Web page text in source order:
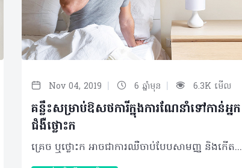
Nov 04, 2019 | 6 ឆ្នាំមុន | 6.3K មើល
គន្លឹះសម្រាប់ឱសថការីក្នុងការណែនាំទៅកាន់អ្នក
ជំងឺថ្លោះក
គ្រេច ឬថ្លោះក អាចជាការឈឺចាប់បែបសាមញ្ញ និងកើតឡើងនៅទីតាំងជាក់លាក់ ហើយភាគច្រើនតែងបាត់ទៅវិញដោយខ្លួនឯង។ យ៉ាងណាមិញអ្នកក៏គួរដឹងពីគន្លឹះមួយចំនួនសម្រាប់ណែនាំដល់អ្នកដែលត្រូវការជំនួយដើម្បីអាចសម្រាលអាការៈឈឺចាប់នោះឲ្យបានកាន់តែឆាប់រហ័ស។ អ្វីគួរដឹង? អាការៈគ្រេច ឬថ្លោះក បណ្តាលមកពីការកន្រ្តាក់នៃសាច់ដុំធំមួយដែលស្ថិតនៅផ្នែកចំហៀងនៃក ហើយតែងកើតមានឡើងក្នុងករណី៖ • នៅពេលព្រឹក និងភ្លាមៗពេលងើបពីដំណេក។ វាជាការឈឺចាប់ធម្មតាដែលបណ្តាលមកពីទីតាំងគេងនៅពេលយប់មិនបានល្អ ឬធ្វើកាយវិការខុសប្រក្រតីណាមួយ • សម្រាប់កុមារ៖ សញ្ញាថ្លោះក អាចជាប់ពាក់ព័ន្ធនឹងជំងឺរលាកត្រចៀក ឬឈឺទ្រូងជាដើម • ប្រសិន ការឈឺចាប់កើតមានជាប្រចាំ និងកាន់តែខ្លាំងឡើងបន្តិចម្ដងៗថែមទាំងមានរួមបញ្ចូលសញ្ញាដូចជា ឈឺក្បាល ឬវិលមុខទៀតនោះ វាអាចជាករណីធ្ងន់ធ្ងរ ឬបញ្ហាសរសៃប្រសាទណាមួយ។ អ្វីគួរធ្វើ? ដើម្បីកាត់បន្ថយការឈឺចាប់បណ្ដាលមកពីអាការៈគ្រេច ឬថ្លោះក អ្នកអាចណែនាំវិធីសាស្រ្តណាមួយដូចខាងក្រោម៖ • ស្អំកន្លែងឈឺចាប់ ដោយប្រើកន្សែងជ្រលក់ទឹកក្ដៅឧណ្ហៗ ឬងូតទឹកក្ដៅឧណ្ហៗ • ប្រើប្រាស់ឱសថប្រភេទជាក្រែមសម្រាប់លាប ដូចជា Décontractyl baume ឬ Algésal suractivé • ឬអាចប្រើប្រាស់ឱសថក្រោមទម្រង់ជាគ្រាប់ រួមមាន៖ - Décontractyl (Synthélabo) ២៥០mg៖ សម្រាប់មនុស្សពេលវ័យ ដោយអាចលេបម្ដង ២ គ្រាប់ បីដងក្នុងមួយថ្ងៃ - Ibuprofène ២០០mg៖ អាចលេបម្ដង២គ្រាប់ បីដងក្នុងមួយថ្ងៃ • ចំពោះឧបករណ៍រុំក អាចផ្ដល់ឲ្យអ្នកជំងឺបានប្រសិនពួកគេទាមទារចង់ប្រើប្រាស់ ប៉ុន្តែមិនអាចធានាបានពីប្រសិទ្ធភាពនោះទេ។ ប្រសិនអាការៈថ្លោះក នៅតែអូសបន្លាយជាប្រចាំ អ្នកគួរណែនាំឲ្យអ្នកជំងឺទៅទទួលការពិនិត្យពីសំណាក់វេជ្ជបណ្ឌិតឯកទេស។ ប្រភពយោង៖ Le vademecum de la Médication officinale អត្ថបទ៖ ដកស្រង់ចេញពីទស្សនាវដ្ដី ហេលស៍ថាម ប្រូ លេខ ៨៤ 2019 រក្សាសិទ្ធិគ្រប់យ៉ាង​ដោយ Healthtime Corporation ចំពោះគ្រប់អត្ថបទដោយគ្មានផ្នែកណាមួយត្រូវបោះពុម្ពផ្សាយចូលប្រព័ន្ធអុីនធឺណែតឧបករណ៍អេឡិចត្រូនិកអាត់ជាសំឡេងឬថតចំលងគ្រប់រូបភាពដោយគ្មានការអនុញ្ញាតឡើយ